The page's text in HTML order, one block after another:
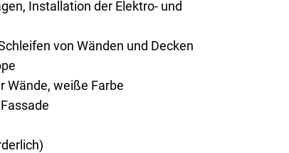
Installation der Elektro- und
von Wänden und Decken
Wände, weiße Farbe